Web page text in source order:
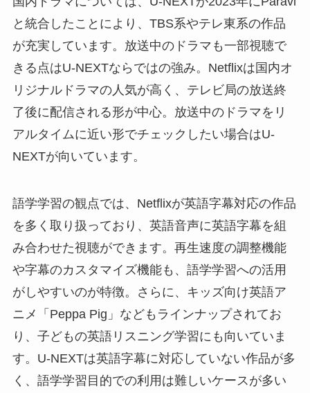
と統合したことにより、TBS系やテレ東系の作品
が充実しています。放送中のドラマも一部視聴で
きる点はU-NEXTならではの強み。Netflixは国内オ
リジナルドラマの人気が高く、テレビ局の放送終
了後に配信される形が中心。放送中のドラマをリ
アルタイムに近い形でチェックしたい場合はU-
NEXTが向いています。
語学学習の観点では、Netflixが英語字幕対応の作品
を多く取り扱っており、英語音声に英語字幕を組
み合わせた視聴ができます。再生速度の調整機能
や字幕のカスタマイズ機能も、語学学習への活用
がしやすいのが特徴。さらに、キッズ向け英語ア
ニメ「Peppa Pig」などもラインナップされてお
り、子どもの英語リスニング学習にも向いていま
す。U-NEXTは英語字幕に対応していない作品が多
く、語学学習目的での利用は難しいケースが多い